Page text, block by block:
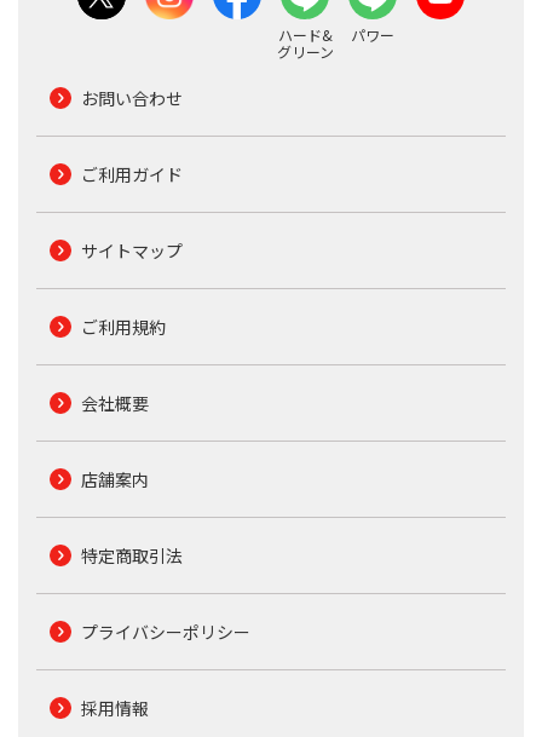
ハード&
グリーン
パワー
お問い合わせ
ご利用ガイド
サイトマップ
ご利用規約
会社概要
店舗案内
特定商取引法
プライバシーポリシー
採用情報